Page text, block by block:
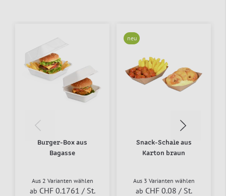
Burger-Box aus
Bagasse
Aus 2 Varianten wählen
ab CHF 0.1761 / St.
neu
Snack-Schale aus
Karton braun
Aus 3 Varianten wählen
ab CHF 0.08 / St.